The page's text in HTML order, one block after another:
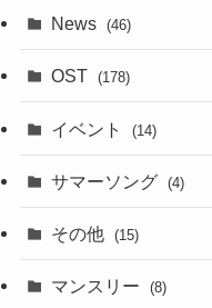
News (46)
OST (178)
イベント (14)
サマーソング (4)
その他 (15)
マンスリー (8)